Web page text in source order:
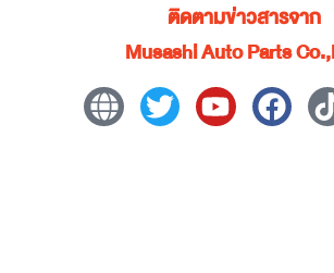
ติดตามข่าวสารจาก
Musashi Auto Parts